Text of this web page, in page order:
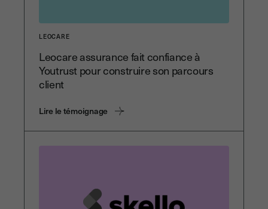
LEOCARE
Leocare assurance fait confiance à
Youtrust pour construire son parcours
client
Lire le témoignage